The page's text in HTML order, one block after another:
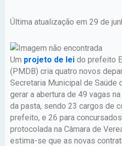
Última atualização em 29 de
Um projeto de lei do prefeito
(PMDB) cria quatro novos
Secretaria Municipal de Saúde
gerar a abertura de 49 vagas
da pasta, sendo 23 cargos de
prefeito, e 26 para
protocolada na Câmara de
estima-se que as novas